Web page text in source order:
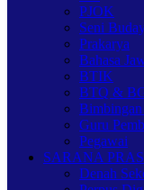
PJOK
Seni
Prakarya
Bahasa
BTIK
BTQ &
Guru
Pegawai
SARANA
Denah